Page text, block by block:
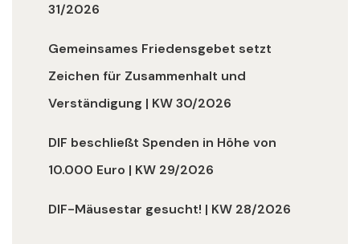
31/2026
Gemeinsames Friedensgebet setzt
Zeichen für Zusammenhalt und
Verständigung | KW 30/2026
DIF beschließt Spenden in Höhe von
10.000 Euro | KW 29/2026
DIF-Mäusestar gesucht! | KW 28/2026